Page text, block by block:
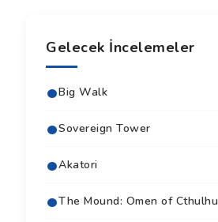
Gelecek İncelemeler
Big Walk
Sovereign Tower
Akatori
The Mound: Omen of Cthulhu